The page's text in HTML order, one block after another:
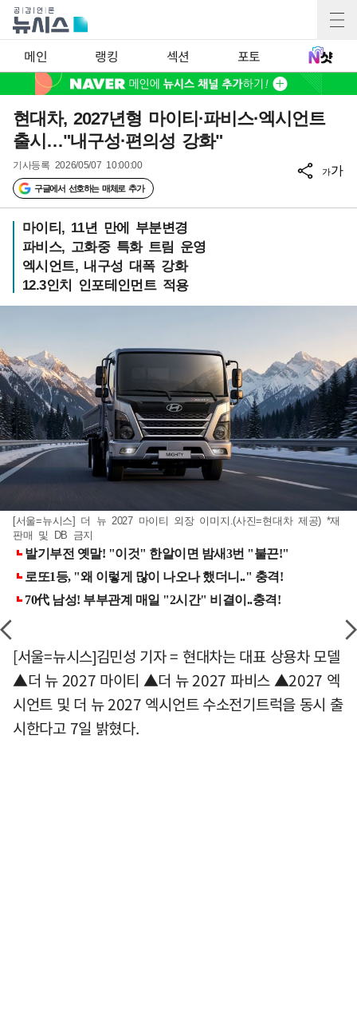
메인 랭킹 섹션 포토
현대차, 2027년형 마이티·파비스·엑시언트
출시…"내구성·편의성 강화"
기사등록 2026/05/07 10:00:00
구글에서 선호하는 매체로 추가
가가
마이티, 11년 만에 부분변경
파비스, 고화중 특화 트림 운영
엑시언트, 내구성 대폭 강화
12.3인치 인포테인먼트 적용
[서울=뉴시스] 더 뉴 2027 마이티 외장 이미지.(사진=현대차 제공) *재
판매 및 DB 금지
[서울=뉴시스]김민성 기자 = 현대차는 대표 상용차 모델
▲더 뉴 2027 마이티 ▲더 뉴 2027 파비스 ▲2027 엑
시언트 및 더 뉴 2027 엑시언트 수소전기트럭을 동시 출
시한다고 7일 밝혔다.